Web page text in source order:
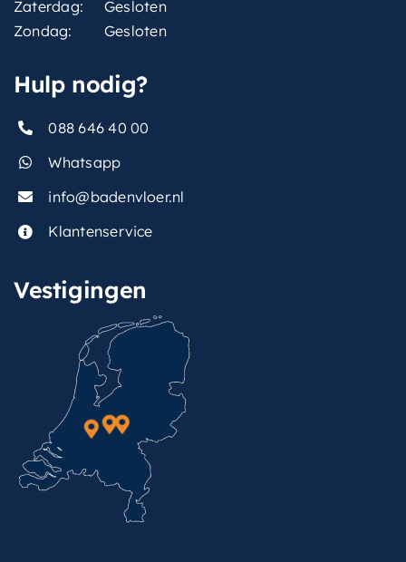
Zaterdag:
Gesloten
Zondag:
Gesloten
Hulp nodig?
088 646 40 00
Whatsapp
info@badenvloer.nl
Klantenservice
Vestigingen